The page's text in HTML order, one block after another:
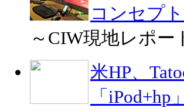
コンセプト
～CIW現地レポー
米HP、
「iPod+hp